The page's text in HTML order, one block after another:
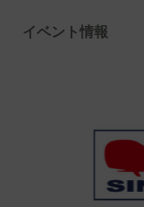
イベント情報